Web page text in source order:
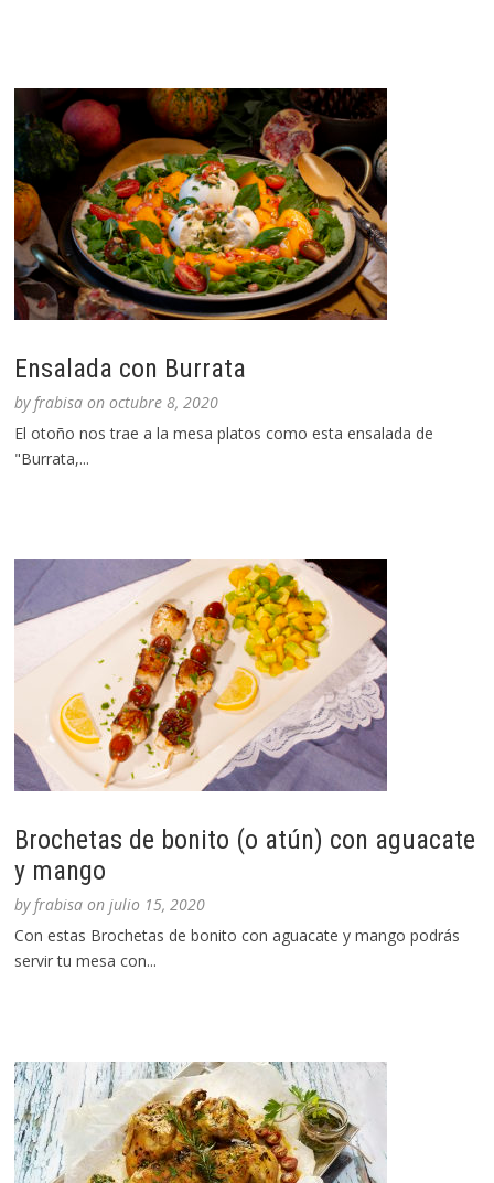
Ensalada con Burrata
byfrabisa onoctubre 8, 2020
El otoño nos trae a la mesa platos como esta ensalada de
"Burrata,...
Brochetas de bonito (o atún) con aguacate
y mango
byfrabisa onjulio 15, 2020
Con estas Brochetas de bonito con aguacate y mango podrás
servir tu mesa con...